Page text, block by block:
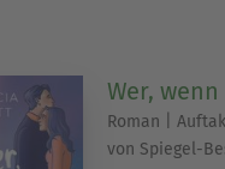
Wer,
Roman |
von Spiegel-